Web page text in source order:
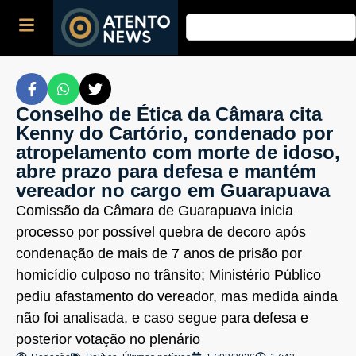
Conselho de Ética da Câmara cita
Kenny do Cartório, condenado por
atropelamento com morte de idoso,
abre prazo para defesa e mantém
vereador no cargo em Guarapuava
Comissão da Câmara de Guarapuava inicia
processo por possível quebra de decoro após
condenação de mais de 7 anos de prisão por
homicídio culposo no trânsito; Ministério Público
pediu afastamento do vereador, mas medida ainda
não foi analisada, e caso segue para defesa e
posterior votação no plenário